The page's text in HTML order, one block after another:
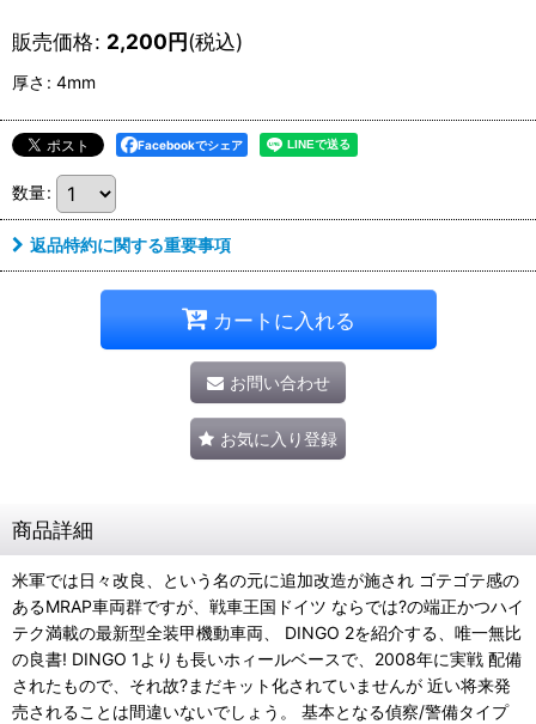
販売価格: 2,200円(税込)
厚さ : 4mm
Facebookでシェア
数量:
返品特約に関する重要事項
カートに入れる
お問い合わせ
お気に入り登録
商品詳細
米軍では日々改良、という名の元に追加改造が施され ゴテゴテ感の
あるMRAP車両群ですが、戦車王国ドイツ ならでは?の端正かつハイ
テク満載の最新型全装甲機動車両、 DINGO 2を紹介する、唯一無比
の良書! DINGO 1よりも長いホィールベースで、2008年に実戦 配備
されたもので、それ故?まだキット化されていませんが 近い将来発
売されることは間違いないでしょう。 基本となる偵察/警備タイプ